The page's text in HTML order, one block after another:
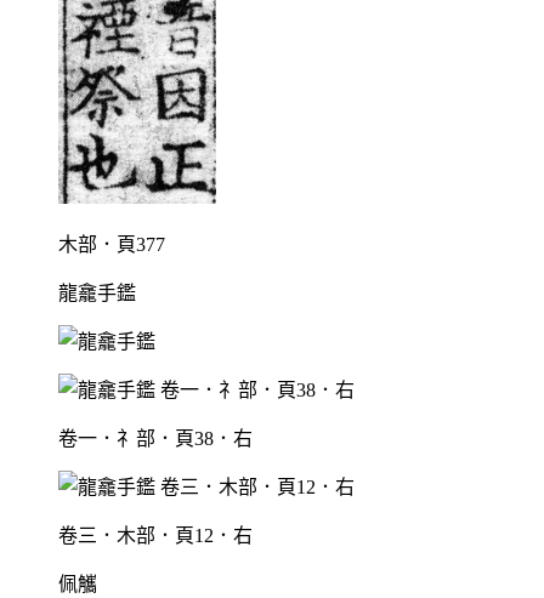
木部．頁377
龍龕手鑑
卷一．礻部．頁38．右
卷三．木部．頁12．右
佩觿